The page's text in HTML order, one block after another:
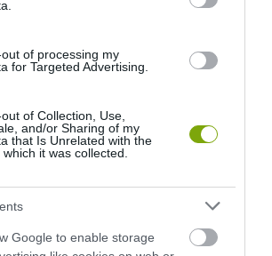
of processing my
for Targeted Advertising.
of Collection, Use,
and/or Sharing of my
that Is Unrelated with the
it was collected.
Google to enable storage
AZ ÉVES TERMÉSZETES KERETET: MIÉRT
HA KÉSŐBBRE CSÚSZOTT A MAGYAR
2026-07-17
1